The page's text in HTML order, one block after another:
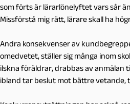
som förts är lärarlönelyftet vars sår
Missförstå mig rätt, lärare skall ha
Andra konsekvenser av
omedvetet, ställer sig många inom
ilskna föräldrar, drabbas av anmälan
ibland tar beslut mot bättre vetande,